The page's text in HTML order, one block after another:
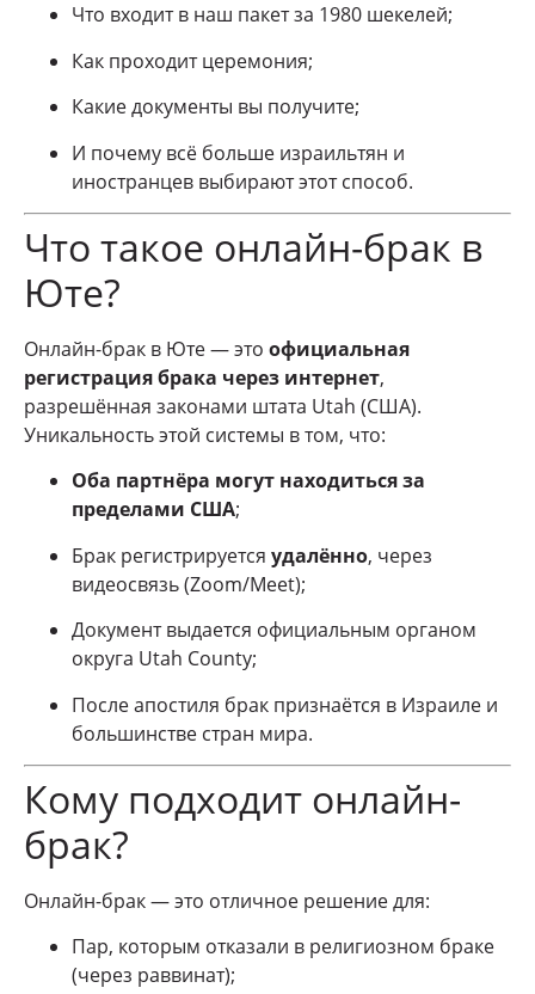
Что входит в наш пакет за 1980 шекелей;
Как проходит церемония;
Какие документы вы получите;
И почему всё больше израильтян и
иностранцев выбирают этот способ.
Что такое онлайн-брак в
Юте?
Онлайн-брак в Юте — это официальная
регистрация брака через интернет,
разрешённая законами штата Utah (США).
Уникальность этой системы в том, что:
Оба партнёра могут находиться за
пределами США;
Брак регистрируется удалённо, через
видеосвязь (Zoom/Meet);
Документ выдается официальным органом
округа Utah County;
После апостиля брак признаётся в Израиле и
большинстве стран мира.
Кому подходит онлайн-
брак?
Онлайн-брак — это отличное решение для:
Пар, которым отказали в религиозном браке
(через раввинат);